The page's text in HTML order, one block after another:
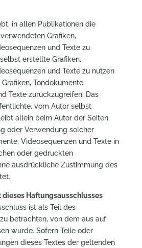
in allen Publikationen die
Grafiken,
und Texte zu
erstellte Grafiken,
und Texte zu nutzen
Tondokumente,
Texte zurückzugreifen. Das
vom Autor selbst
allein beim Autor der Seiten.
oder Verwendung solcher
Videosequenzen und Texte in
oder gedruckten
ausdrückliche Zustimmung des
dieses Haftungsausschlusses
ist als Teil des
betrachten, von dem aus auf
wurde. Sofern Teile oder
dieses Textes der geltenden